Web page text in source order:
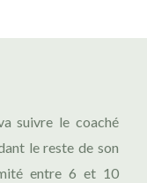
suivre le coaché
le reste de son
entre 6 et 10